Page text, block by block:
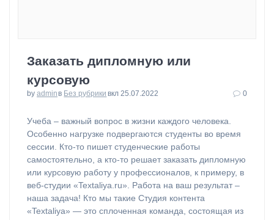
Заказать дипломную или
курсовую
by adminв Без рубрики вкл 25.07.2022 0
⁠Учеба – важный вопрос в жизни каждого человека.
Особенно нагрузке подвергаются студенты во время
сессии. Кто-то пишет студенческие работы
самостоятельно, а кто-то решает заказать дипломную
или курсовую работу у профессионалов, к примеру, в
веб-студии «Textaliya.ru». Работа на ваш результат –
наша задача! Кто мы такие Студия контента
«Textaliya» — это сплоченная команда, состоящая из